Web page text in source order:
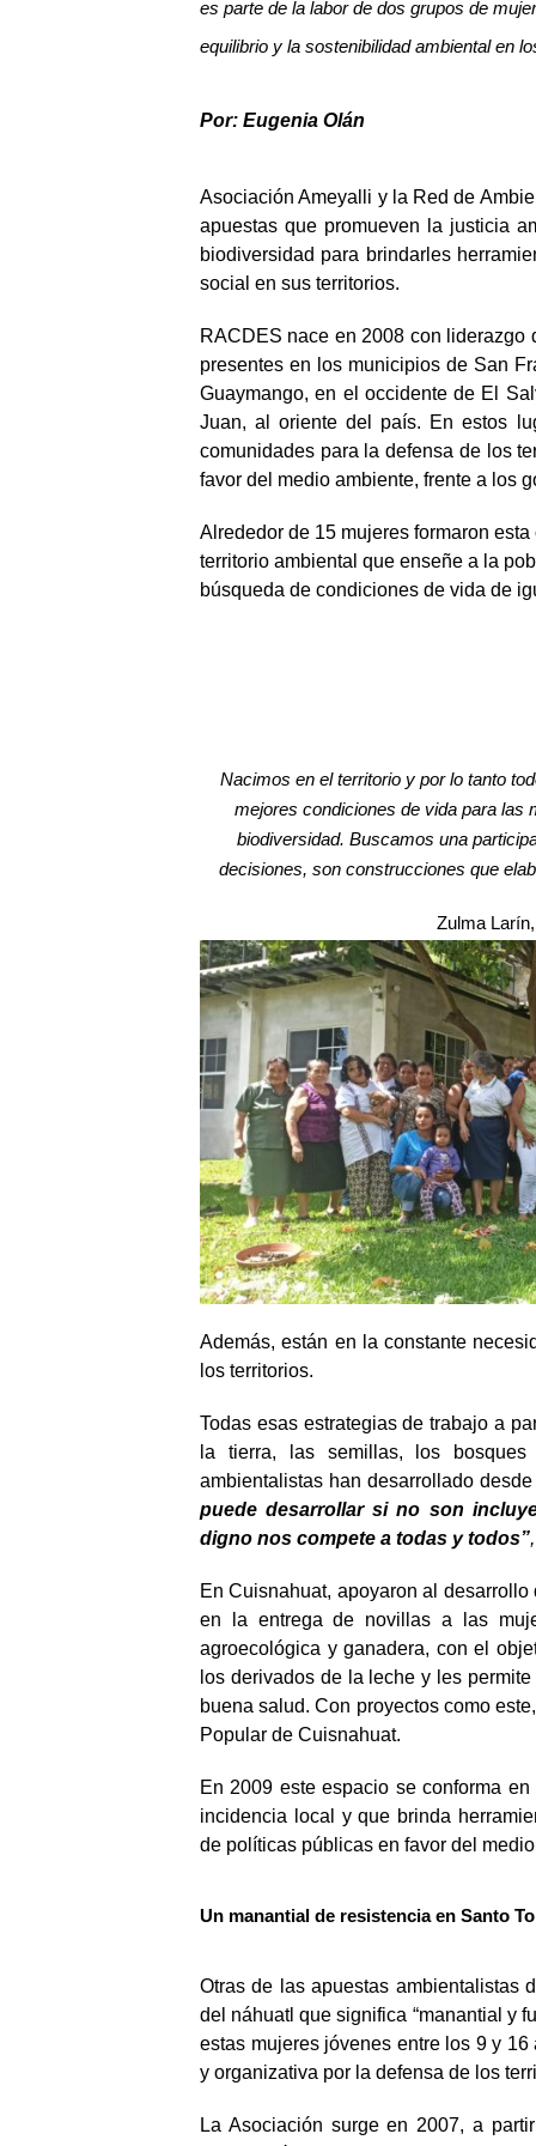
es parte de la labor de dos grupos de
equilibrio y la sostenibilidad ambiental en
Por: Eugenia Olán
Asociación Ameyalli y la Red de
apuestas que promueven la justicia
biodiversidad para brindarles
social en sus territorios.
RACDES nace en 2008 con liderazgo
presentes en los municipios de San
Guaymango, en el occidente de El
Juan, al oriente del país. En estos
comunidades para la defensa de los
favor del medio ambiente, frente a los
Alrededor de 15 mujeres formaron
territorio ambiental que enseñe a la
búsqueda de condiciones de vida de
Nacimos en el territorio y por lo tanto
mejores condiciones de vida para las
biodiversidad. Buscamos una
decisiones, son construcciones que
Zulma
Además, están en la constante
los territorios.
Todas esas estrategias de trabajo a
la tierra, las semillas, los
ambientalistas han desarrollado
puede desarrollar si no son
digno nos compete a todas y todos”
En Cuisnahuat, apoyaron al
en la entrega de novillas a las
agroecológica y ganadera, con el
los derivados de la leche y les
buena salud. Con proyectos como
Popular de Cuisnahuat.
En 2009 este espacio se conforma
incidencia local y que brinda
de políticas públicas en favor del
Un manantial de resistencia en Santo
Otras de las apuestas ambientalistas
del náhuatl que significa “manantial y
estas mujeres jóvenes entre los 9 y
y organizativa por la defensa de los
La Asociación surge en 2007, a